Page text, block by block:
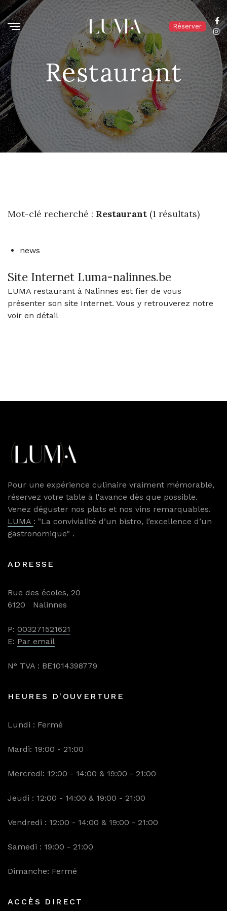
Réserver
Restaurant
Mot-clé recherché : Restaurant (1 résultats)
news
Site Internet Luma-nalinnes.be
LUMA restaurant à Nalinnes est fier de vous
présenter son site Internet. Vous y retrouverez notre
voir en détail
Pour une expérience culinaire vraiment mémorable,
réservez votre table à l'avance dès que possible.
Venez déguster nos plats et nos vins remarquables.
LUMA : "La convivialité d’un bistro, l’excellence d’un
gastronomique" .
ADRESSE
Rue des écoles, 20
6120 Nalinnes
P: 003271521621
E: Par email
N° TVA : BE1014398779
HEURES D'OUVERTURE
Lundi : Fermé
Mardi: 19:00 - 21:00
Mercredi: 12:00 - 14:00 & 19:00 - 21:00
Jeudi : 12:00 - 14:00 & 19:00 - 21:00
Vendredi : 12:00 - 14:00 & 19:00 - 21:00
Samedi : 19:00 - 21:00
Dimanche: Fermé
ACCÈS DIRECT